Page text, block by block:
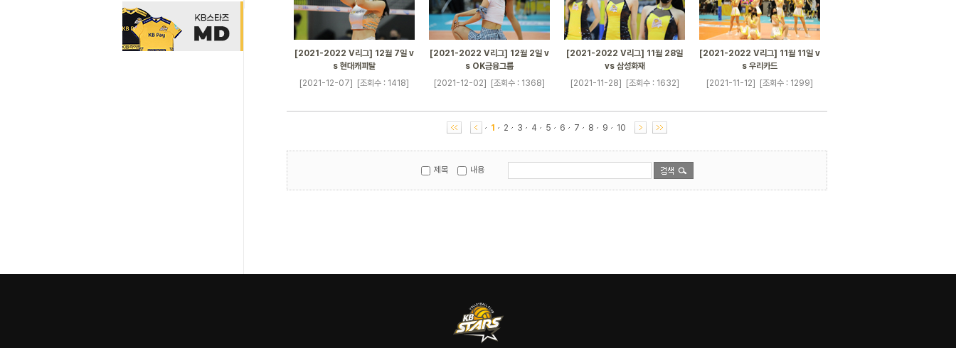
[2021-2022 V리그] 12월 7일 v
s 현대캐피탈
[2021-12-07]
[조회수 : 1418]
[2021-2022 V리그] 12월 2일 v
s OK금융그룹
[2021-12-02]
[조회수 : 1368]
[2021-2022 V리그] 11월 28일
vs 삼성화재
[2021-11-28]
[조회수 : 1632]
[2021-2022 V리그] 11월 11일 v
s 우리카드
[2021-11-12]
[조회수 : 1299]
1 2 3 4 5 6 7 8 9 10
제목 내용